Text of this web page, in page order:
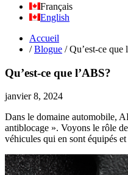
Français
English
Accueil
/ Blogue /Qu’est-ce que
Qu’est-ce que l’ABS?
janvier 8, 2024
Dans le domaine automobile,
antiblocage ». Voyons le rôle
véhicules qui en sont équipés